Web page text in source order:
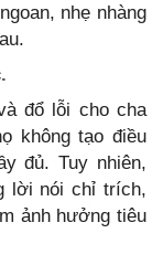
nhẹ nhàng
đổ lỗi cho cha
không tạo điều
đủ. Tuy nhiên,
lời nói chỉ trích,
ảnh hưởng tiêu